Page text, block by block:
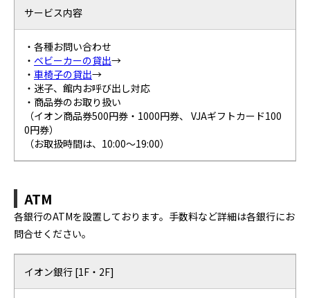
サービス内容
・各種お問い合わせ
・ ベビーカーの貸出→
・ 車椅子の貸出→
・迷子、館内お呼び出し対応
・商品券のお取り扱い
（イオン商品券500円券・1000円券、 VJAギフトカード100
0円券）
（お取扱時間は、10:00～19:00）
ATM
各銀行のATMを設置しております。手数料など詳細は各銀行にお
問合せください。
イオン銀行 [1F・2F]